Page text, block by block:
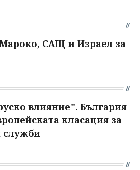
САЩ и Израел за
влияние". България
класация за
служби